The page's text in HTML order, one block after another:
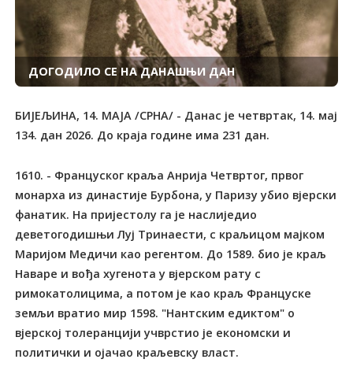
ДОГОДИЛО СЕ НА ДАНАШЊИ ДАН
БИЈЕЉИНА, 14. МАЈА /СРНА/ - Данас је четвртак, 14. мај
134. дан 2026. До краја године има 231 дан.
1610. - Француског краља Анрија Четвртог, првог
монарха из династије Бурбона, у Паризу убио вјерски
фанатик. На пријестолу га је наслиједио
деветогодишњи Луј Тринаести, с краљицом мајком
Маријом Медичи као регентом. До 1589. био је краљ
Наваре и вођа хугенота у вјерском рату с
римокатолицима, а потом је као краљ Француске
земљи вратио мир 1598. "Нантским едиктом" о
вјерској толеранцији учврстио је економски и
политички и ојачао краљевску власт.